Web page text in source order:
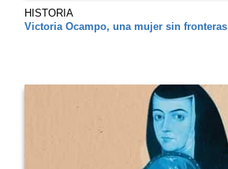
HISTORIA
Victoria Ocampo, una mujer sin fronteras